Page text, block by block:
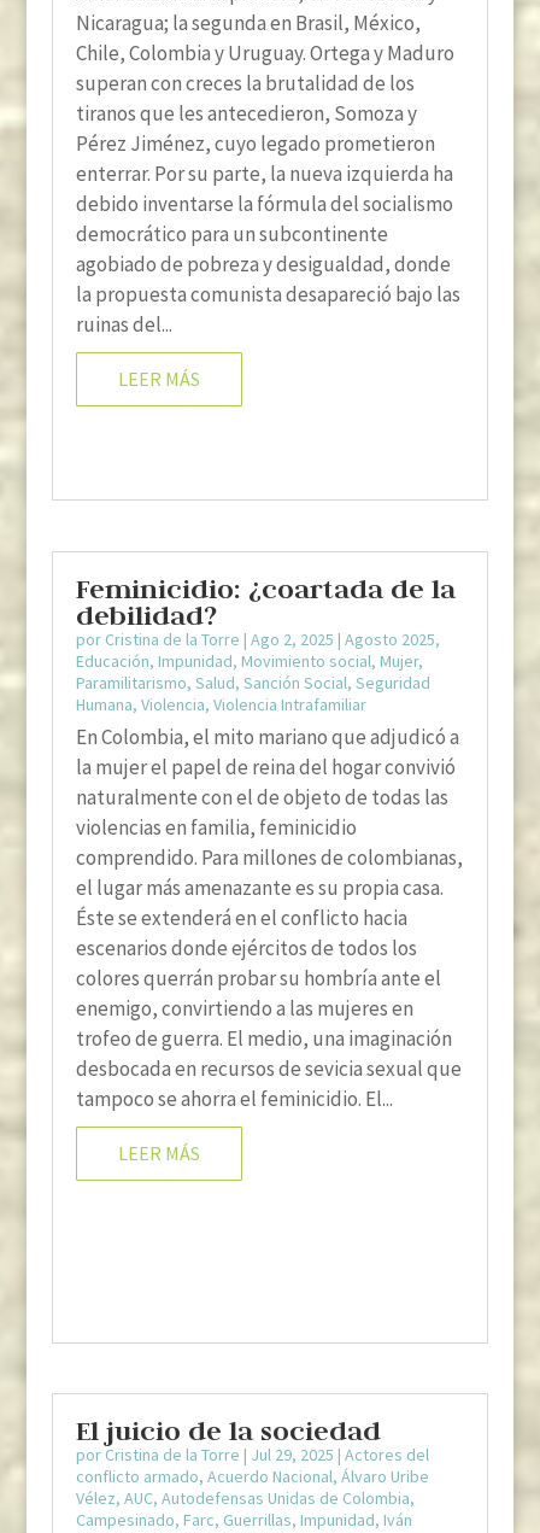
Nicaragua; la segunda en Brasil, México,
Chile, Colombia y Uruguay. Ortega y Maduro
superan con creces la brutalidad de los
tiranos que les antecedieron, Somoza y
Pérez Jiménez, cuyo legado prometieron
enterrar. Por su parte, la nueva izquierda ha
debido inventarse la fórmula del socialismo
democrático para un subcontinente
agobiado de pobreza y desigualdad, donde
la propuesta comunista desapareció bajo las
ruinas del...
LEER MÁS
Feminicidio: ¿coartada de la
debilidad?
por Cristina de la Torre | Ago 2, 2025 | Agosto 2025,
Educación, Impunidad, Movimiento social, Mujer,
Paramilitarismo, Salud, Sanción Social, Seguridad
Humana, Violencia, Violencia Intrafamiliar
En Colombia, el mito mariano que adjudicó a
la mujer el papel de reina del hogar convivió
naturalmente con el de objeto de todas las
violencias en familia, feminicidio
comprendido. Para millones de colombianas,
el lugar más amenazante es su propia casa.
Éste se extenderá en el conflicto hacia
escenarios donde ejércitos de todos los
colores querrán probar su hombría ante el
enemigo, convirtiendo a las mujeres en
trofeo de guerra. El medio, una imaginación
desbocada en recursos de sevicia sexual que
tampoco se ahorra el feminicidio. El...
LEER MÁS
El juicio de la sociedad
por Cristina de la Torre | Jul 29, 2025 | Actores del
conflicto armado, Acuerdo Nacional, Álvaro Uribe
Vélez, AUC, Autodefensas Unidas de Colombia,
Campesinado, Farc, Guerrillas, Impunidad, Iván